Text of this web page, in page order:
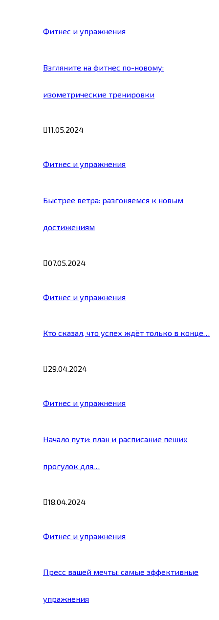
Фитнес и упражнения
Взгляните на фитнес по-новому:
изометрические тренировки
11.05.2024
Фитнес и упражнения
Быстрее ветра: разгоняемся к новым
достижениям
07.05.2024
Фитнес и упражнения
Кто сказал, что успех ждёт только в конце…
29.04.2024
Фитнес и упражнения
Начало пути: план и расписание пеших
прогулок для…
18.04.2024
Фитнес и упражнения
Пресс вашей мечты: самые эффективные
упражнения